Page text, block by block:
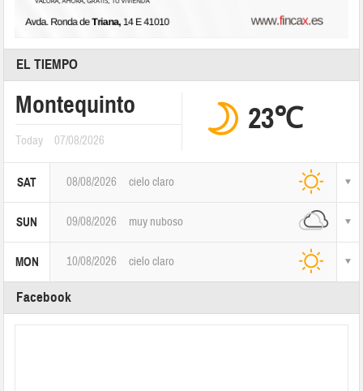
EL TIEMPO
Montequinto
Today 07/08/2026
23℃
SAT 08/08/2026 cielo claro
SUN 09/08/2026 muy nuboso
MON 10/08/2026 cielo claro
Facebook